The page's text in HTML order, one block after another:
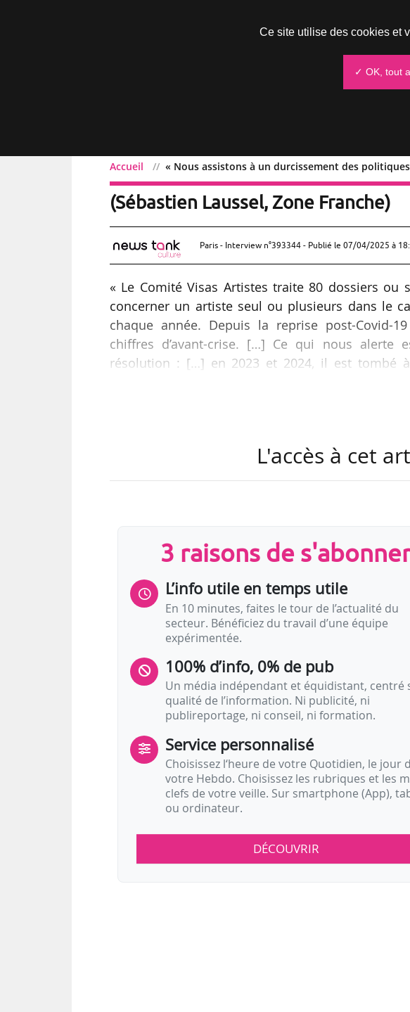
Accueil « Nous assistons à un durcissement des
« Nous assistons à un
(Sébastien Laussel, Zone Franche)
Paris - Interview n°393344 - Publié le 07/04/2025 à
« Le Comité Visas Artistes traite 80 dossiers
concerner un artiste seul ou plusieurs dans le
chaque année. Depuis la reprise post-Covid-
chiffres d’avant-crise. […] Ce qui nous
résolution : […] en 2023 et 2024, il est tombé
« Nous assistons à un durcissement des
L'accès à cet
3 raisons de
L’info utile en temps utile
En 10 minutes, faites le tour de l’actualité du
secteur. Bénéficiez du travail d’une équipe
expérimentée.
100% d’info, 0% de pub
Un média indépendant et équidistant, centré
qualité de l’information. Ni publicité, ni
publireportage, ni conseil, ni formation.
Service personnalisé
Choisissez l‘heure de votre Quotidien, le jour
votre Hebdo. Choisissez les rubriques et les
clefs de votre veille. Sur smartphone (App),
ou ordinateur.
DÉCOUVRIR
Ce site utilise des cookies et
✓ OK, tout